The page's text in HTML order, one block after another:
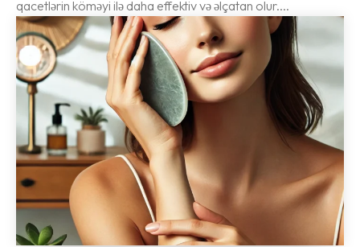
qacetlərin köməyi ilə daha effektiv və əlçatan olur....